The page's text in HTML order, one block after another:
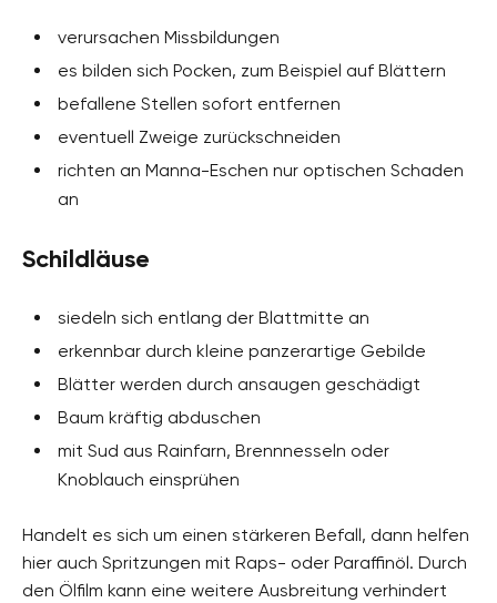
verursachen Missbildungen
es bilden sich Pocken, zum Beispiel auf Blättern
befallene Stellen sofort entfernen
eventuell Zweige zurückschneiden
richten an Manna-Eschen nur optischen Schaden
an
Schildläuse
siedeln sich entlang der Blattmitte an
erkennbar durch kleine panzerartige Gebilde
Blätter werden durch ansaugen geschädigt
Baum kräftig abduschen
mit Sud aus Rainfarn, Brennnesseln oder
Knoblauch einsprühen
Handelt es sich um einen stärkeren Befall, dann helfen
hier auch Spritzungen mit Raps- oder Paraffinöl. Durch
den Ölfilm kann eine weitere Ausbreitung verhindert